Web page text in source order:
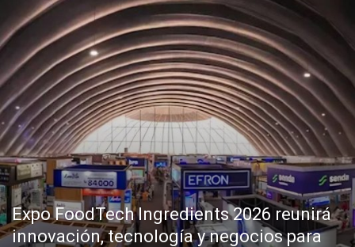
Expo FoodTech Ingredients 2026 reunirá
innovación, tecnología y negocios para